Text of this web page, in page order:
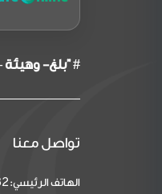
# "بلغ- وهيئة
تواصل معنا
الهاتف الرئيسي: